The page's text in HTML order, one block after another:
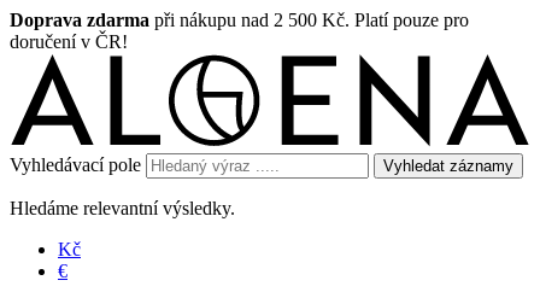
Doprava zdarma při nákupu nad 2 500 Kč. Platí pouze pro
doručení v ČR!
Vyhledávací pole Vyhledat záznamy
Hledáme relevantní výsledky.
Kč
€